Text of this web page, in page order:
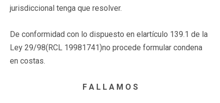
jurisdiccional tenga que resolver.
De conformidad con lo dispuesto en elartículo 139.1 de la
Ley 29/98(RCL 19981741)no procede formular condena
en costas.
F A L L A M O S